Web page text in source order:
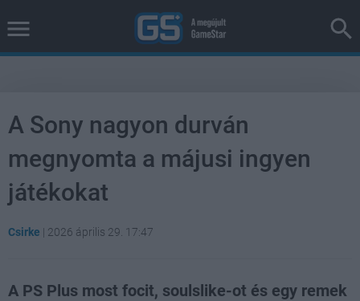
A Sony nagyon durván
megnyomta a májusi ingyen
játékokat
Csirke | 2026 április 29. 17:47
A PS Plus most focit, soulslike-ot és egy remek